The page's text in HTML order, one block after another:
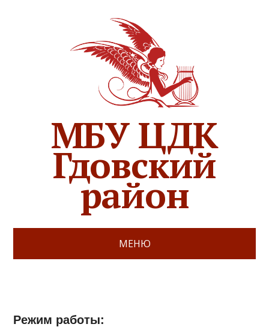
МБУ ЦДК
Гдовский
район
МЕНЮ
Режим работы: